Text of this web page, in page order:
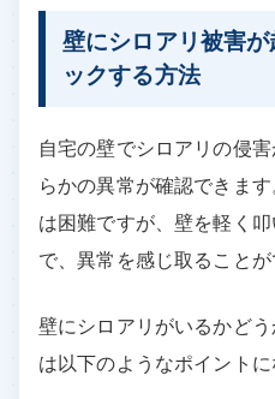
壁にシロアリ被害
ックする方法
自宅の壁でシロアリの侵
らかの異常が確認できま
は困難ですが、壁を軽く
で、異常を感じ取ることが
壁にシロアリがいるかど
は以下のようなポイント